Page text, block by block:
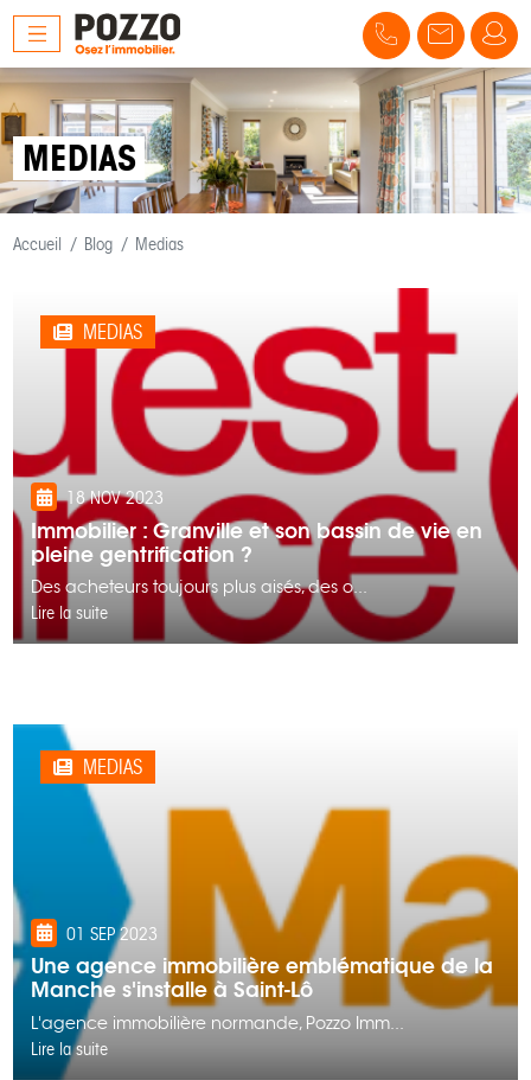
MEDIAS
Accueil Blog Medias
MEDIAS
18 NOV 2023
Immobilier : Granville et son bassin de vie en
pleine gentrification ?
Des acheteurs toujours plus aisés, des o...
Lire la suite
MEDIAS
01 SEP 2023
Une agence immobilière emblématique de la
Manche s'installe à Saint-Lô
L'agence immobilière normande, Pozzo Imm...
Lire la suite